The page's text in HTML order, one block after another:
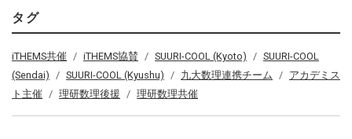
タグ
iTHEMS共催 iTHEMS協賛 SUURI-COOL (Kyoto)
SUURI-COOL
(Sendai)
SUURI-COOL (Kyushu) 九大数理連携チーム
アカデミス
ト主催
理研数理後援 理研数理共催